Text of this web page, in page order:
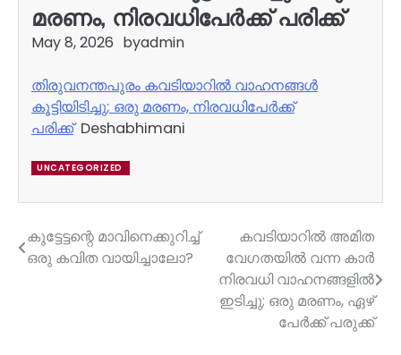
മരണം, നിരവധിപേർക്ക് പരിക്ക്
May 8, 2026 byadmin
തിരുവനന്തപുരം കവടിയാറിൽ വാഹനങ്ങൾ
കൂട്ടിയിടിച്ചു; ഒരു മരണം, നിരവധിപേർക്ക്
പരിക്ക്Deshabhimani
UNCATEGORIZED
Post
navigation
കുട്ടേട്ടന്റെ മാവിനെക്കുറിച്ച്
ഒരു കവിത വായിച്ചാലോ?
കവടിയാറില്‍ അമിത
വേഗതയിൽ വന്ന കാര്‍
നിരവധി വാഹനങ്ങളില്‍
ഇടിച്ചു; ഒരു മരണം, ഏഴ്
പേര്‍ക്ക് പരുക്ക്